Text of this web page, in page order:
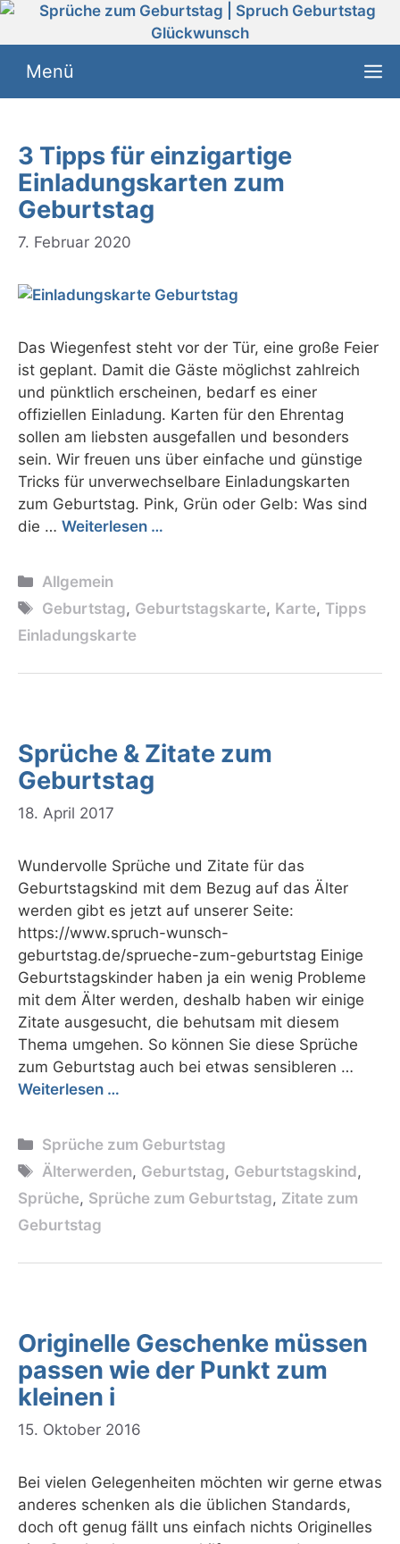
Zum
Menü
3 Tipps für einzigartige
Einladungskarten zum
Geburtstag
7. Februar 2020
Das Wiegenfest steht vor der Tür, eine große Feier
ist geplant. Damit die Gäste möglichst zahlreich
und pünktlich erscheinen, bedarf es einer
offiziellen Einladung. Karten für den Ehrentag
sollen am liebsten ausgefallen und besonders
sein. Wir freuen uns über einfache und günstige
Tricks für unverwechselbare Einladungskarten
zum Geburtstag. Pink, Grün oder Gelb: Was sind
die … Weiterlesen …
Kategorien
Allgemein
Schlagwörter
Geburtstag, Geburtstagskarte, Karte,Tipps
Einladungskarte
Sprüche & Zitate zum
Geburtstag
18. April 2017
Wundervolle Sprüche und Zitate für das
Geburtstagskind mit dem Bezug auf das Älter
werden gibt es jetzt auf unserer Seite:
https://www.spruch-wunsch-
geburtstag.de/sprueche-zum-geburtstag Einige
Geburtstagskinder haben ja ein wenig Probleme
mit dem Älter werden, deshalb haben wir einige
Zitate ausgesucht, die behutsam mit diesem
Thema umgehen. So können Sie diese Sprüche
zum Geburtstag auch bei etwas sensibleren …
Weiterlesen …
Kategorien
Sprüche zum Geburtstag
Schlagwörter
Älterwerden, Geburtstag, Geburtstagskind,
Sprüche, Sprüche zum Geburtstag, Zitate zum
Geburtstag
Originelle Geschenke müssen
passen wie der Punkt zum
kleinen i
15. Oktober 2016
Bei vielen Gelegenheiten möchten wir gerne etwas
anderes schenken als die üblichen Standards,
doch oft genug fällt uns einfach nichts Originelles